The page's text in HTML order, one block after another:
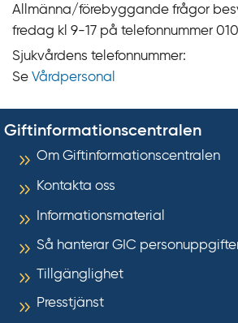
Allmänna/förebyggande frågor
fredag kl 9‍‍-17 på telefonnummer
Sjukvårdens telefonnummer:
Se Vårdpersonal
Giftinformationscentralen
Om Giftinformationscentralen
Kontakta oss
Informationsmaterial
Så hanterar GIC
Tillgänglighet
Presstjänst